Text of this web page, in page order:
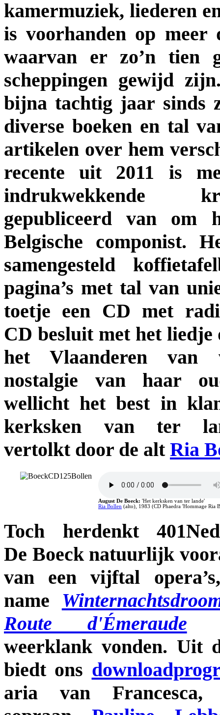
kamermuziek, liederen
is voorhanden op meer
waarvan er zo’n tien
scheppingen gewijd
bijna tachtig jaar sinds
diverse boeken en tal
artikelen over hem
recente uit 2011 is
indrukwekkende
gepubliceerd van om
Belgische componist.
samengesteld
pagina’s met tal van
toetje een CD met
CD besluit met het liedje
het Vlaanderen van
nostalgie van haar
wellicht het best in
kerksken van ter
vertolkt door de alt Ria
August De Boeck: 'Het kerksken van ter lande'
Ria Bollen (alto), 1983 (CD Phaedra 'Hommage Ria
Toch herdenkt
De Boeck natuurlijk
van een vijftal
name
Route d'Émeraude
weerklank vonden. Uit
biedt ons
aria van